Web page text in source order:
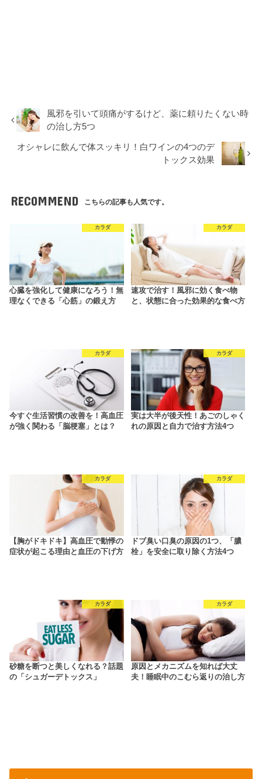
風邪を引いて頭痛がするけど、薬に頼りたくない時
の治し方5つ
オシャレに飲んで体スッキリ！白ワインの4つのデ
トックス効果
RECOMMEND こちらの記事も人気です。
カラダ
心臓を強化して健康になろう！無
理なくできる「心筋」の鍛え方
カラダ
速攻で治す！風邪に効く食べ物
と、状態に合った効果的な食べ方
カラダ
今すぐ生活習慣の改善を！高血圧
が強く関わる「脳梗塞」とは？
カラダ
実は大半が後天性！あごのしゃく
れの原因と自力で治す方法4つ
カラダ
【胸がドキドキ】高血圧で動悸の
症状が起こる理由と血圧の下げ方
カラダ
ドブ臭い口臭の原因の1つ、「膿
栓」を安全に取り除く方法4つ
カラダ
砂糖を断つと美しくなれる？話題
の「シュガーデトックス」
カラダ
原因とメカニズムを知れば大丈
夫！睡眠中のこむら返りの治し方